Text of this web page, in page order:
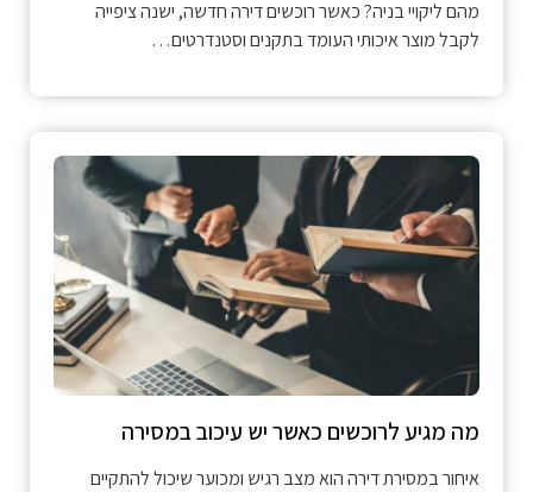
מהם ליקויי בניה? כאשר רוכשים דירה חדשה, ישנה ציפייה
לקבל מוצר איכותי העומד בתקנים וסטנדרטים…
מה מגיע לרוכשים כאשר יש עיכוב במסירה
איחור במסירת דירה הוא מצב רגיש ומכוער שיכול להתקיים